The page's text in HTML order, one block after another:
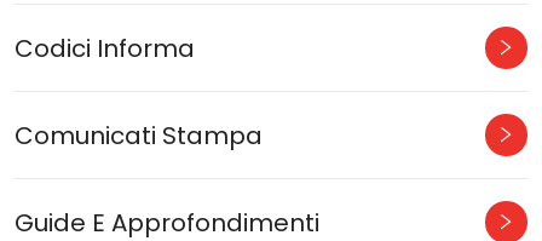
Codici Informa
Comunicati Stampa
Guide E Approfondimenti